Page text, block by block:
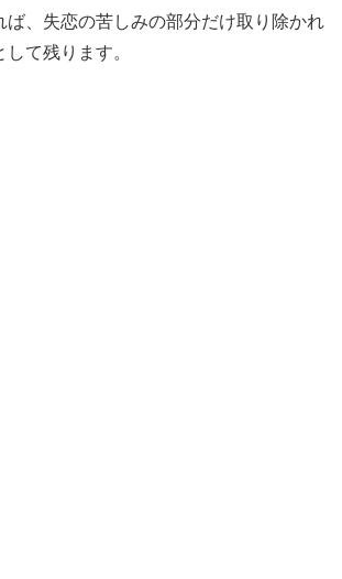
ば、失恋の苦しみの部分だけ取り除かれ
して残ります。